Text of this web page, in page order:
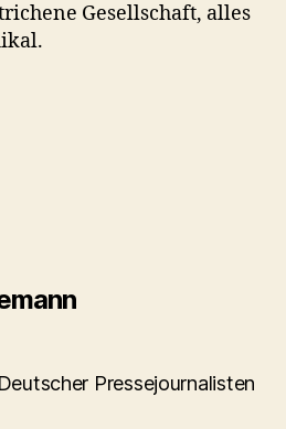
Gesellschaft, alles
Pressejournalisten